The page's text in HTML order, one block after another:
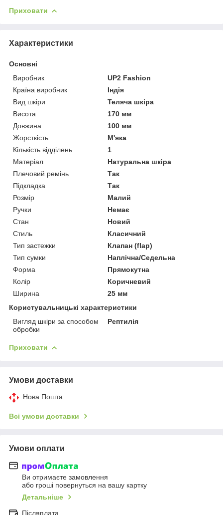
Приховати
Характеристики
Основні
Виробник
UP2 Fashion
Країна виробник
Індія
Вид шкіри
Теляча шкіра
Висота
170 мм
Довжина
100 мм
Жорсткість
М'яка
Кількість відділень
1
Матеріал
Натуральна шкіра
Плечовий ремінь
Так
Підкладка
Так
Розмір
Малий
Ручки
Немає
Стан
Новий
Стиль
Класичний
Тип застежки
Клапан (flap)
Тип сумки
Наплічна/Седельна
Форма
Прямокутна
Колір
Коричневий
Ширина
25 мм
Користувальницькі характеристики
Вигляд шкіри за способом
обробки
Рептилія
Приховати
Умови доставки
Нова Пошта
Всі умови доставки
Умови оплати
Ви отримаєте замовлення
або гроші повернуться на вашу картку
Детальніше
Післяплата